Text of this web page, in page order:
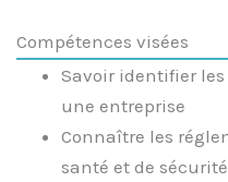
Compétences visées
Savoir identifier
une entreprise
Connaître les
santé et de